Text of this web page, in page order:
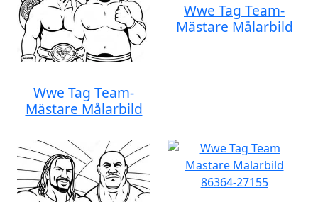
Wwe Tag Team-
Mästare Målarbild
Wwe Tag Team-
Mästare Målarbild